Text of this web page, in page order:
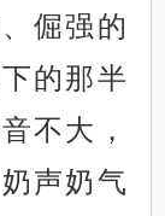
倔强的
的那半
不大，
声奶气